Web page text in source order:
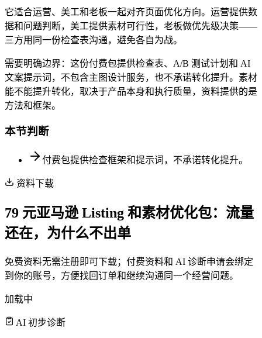
它适合运营、美工和老板一起对齐页面优化方向。运营提供数
据和问题判断，美工提供素材可行性，老板做优先级决策——
三方用同一份检查表沟通，避免各自为战。
需要明确边界：这份付费包提供检查表、A/B 测试计划和 AI
文案提示词，不包含主图设计服务，也不承诺转化提升。素材
能不能提升转化，取决于产品本身和执行质量，资料提供的是
方法和框架。
本节判断
付费包提供检查框架和提示词，不承诺转化提升。
资料下载
79 元亚马逊 Listing 和素材优化包：流量
还在，为什么不出单
免费资料无需注册即可下载；付费资料和 AI 诊断申请会绑定
到你的账号，方便找回订单和继续沟通同一个经营问题。
加载中
AI 初步诊断